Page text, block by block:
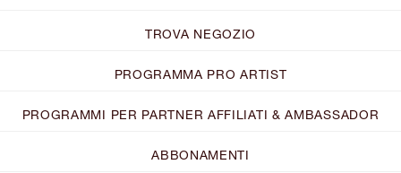
TROVA NEGOZIO
PROGRAMMA PRO ARTIST
PROGRAMMI PER PARTNER AFFILIATI & AMBASSADOR
ABBONAMENTI